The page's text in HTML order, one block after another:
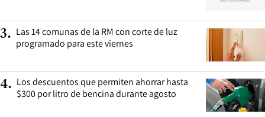
3. Las 14 comunas de la RM con corte de luz
programado para este viernes
4. Los descuentos que permiten ahorrar hasta
$300 por litro de bencina durante agosto